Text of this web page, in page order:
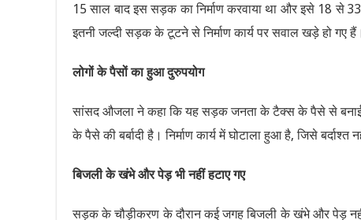
15 साल बाद इस सड़क का निर्माण करवाया था और इसे 18 से
इतनी जल्दी सड़क के टूटने से निर्माण कार्य पर सवाल खड़े हो गए हैं।
लोगों के पैसों का हुआ दुरुपयोग
सांसद औजला ने कहा कि यह सड़क जनता के टैक्स के पैसे से बनाई
के पैसे की बर्बादी है। निर्माण कार्य में घोटाला हुआ है, जिसे बर्दाश्त
बिजली के खंभे और पेड़ भी नहीं हटाए गए
सड़क के चौड़ीकरण के दौरान कई जगह बिजली के खंभे और पेड़ नहीं